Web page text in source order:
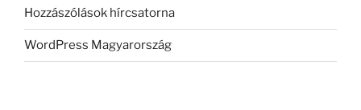
Hozzászólások hírcsatorna
WordPress Magyarország